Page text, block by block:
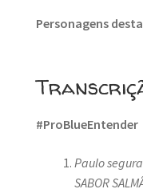
Personagens
#ProBlueEntender
Paulo
SABOR